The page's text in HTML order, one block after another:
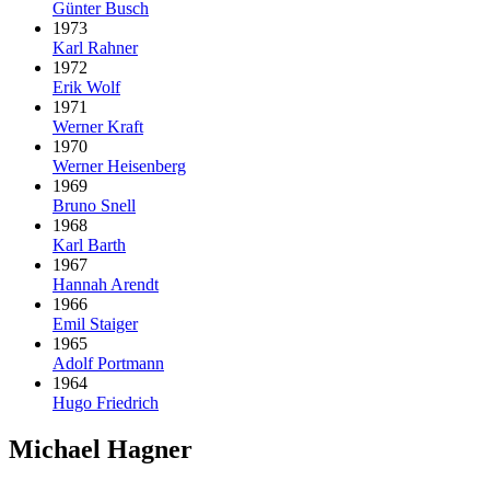
Günter Busch
1973
Karl Rahner
1972
Erik Wolf
1971
Werner Kraft
1970
Werner Heisenberg
1969
Bruno Snell
1968
Karl Barth
1967
Hannah Arendt
1966
Emil Staiger
1965
Adolf Portmann
1964
Hugo Friedrich
Michael Hagner